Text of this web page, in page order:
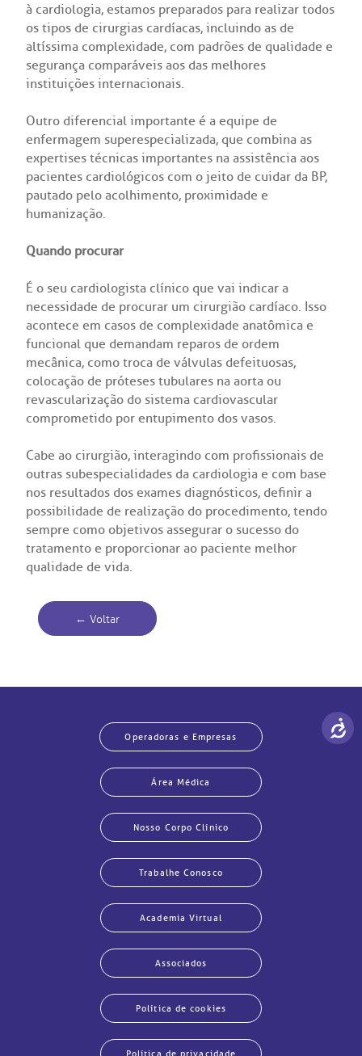
à cardiologia, estamos preparados para realizar todos
os tipos de cirurgias cardíacas, incluindo as de
altíssima complexidade, com padrões de qualidade e
segurança comparáveis aos das melhores
instituições internacionais.
Outro diferencial importante é a equipe de
enfermagem superespecializada, que combina as
expertises técnicas importantes na assistência aos
pacientes cardiológicos com o jeito de cuidar da BP,
pautado pelo acolhimento, proximidade e
humanização.
Quando procurar
É o seu cardiologista clínico que vai indicar a
necessidade de procurar um cirurgião cardíaco. Isso
acontece em casos de complexidade anatômica e
funcional que demandam reparos de ordem
mecânica, como troca de válvulas defeituosas,
colocação de próteses tubulares na aorta ou
revascularização do sistema cardiovascular
comprometido por entupimento dos vasos.
Cabe ao cirurgião, interagindo com profissionais de
outras subespecialidades da cardiologia e com base
nos resultados dos exames diagnósticos, definir a
possibilidade de realização do procedimento, tendo
sempre como objetivos assegurar o sucesso do
tratamento e proporcionar ao paciente melhor
qualidade de vida.
← Voltar
Operadoras e Empresas
Área Médica
Nosso Corpo Clínico
Trabalhe Conosco
Academia Virtual
Associados
Política de cookies
Política de privacidade